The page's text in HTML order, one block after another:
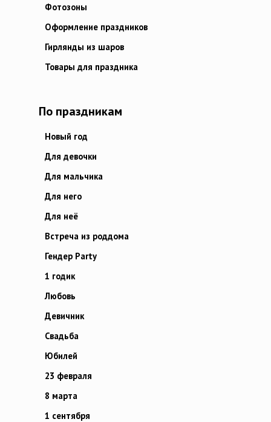
Фотозоны
Оформление праздников
Гирлянды из шаров
Товары для праздника
По праздникам
Новый год
Для девочки
Для мальчика
Для него
Для неё
Встреча из роддома
Гендер Party
1 годик
Любовь
Девичник
Свадьба
Юбилей
23 февраля
8 марта
1 сентября